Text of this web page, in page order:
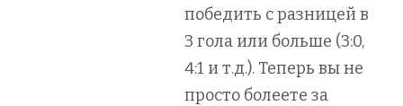
победить с разницей в
3 гола или больше (3:0,
4:1 и т.д.). Теперь вы не
просто болеете за